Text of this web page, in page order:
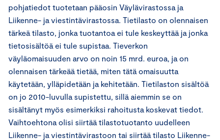
pohjatiedot tuotetaan pääosin Väylävirastossa ja
Liikenne- ja viestintävirastossa. Tietilasto on olennaisen
tärkeä tilasto, jonka tuotantoa ei tule keskeyttää ja jonka
tietosisältöä ei tule supistaa. Tieverkon
väyläomaisuuden arvo on noin 15 mrd. euroa, ja on
olennaisen tärkeää tietää, miten tätä omaisuutta
käytetään, ylläpidetään ja kehitetään. Tietilaston sisältöä
on jo 2010-luvulla supistettu, sillä aiemmin se on
sisältänyt myös esimerkiksi rahoitusta koskevat tiedot.
Vaihtoehtona olisi siirtää tilastotuotanto uudelleen
Liikenne- ja viestintävirastoon tai siirtää tilasto Liikenne-